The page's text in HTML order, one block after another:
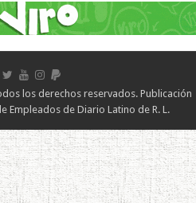
los derechos reservados. Publicación
Empleados de Diario Latino de R. L.